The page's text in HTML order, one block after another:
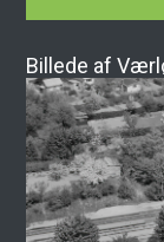
Billede af